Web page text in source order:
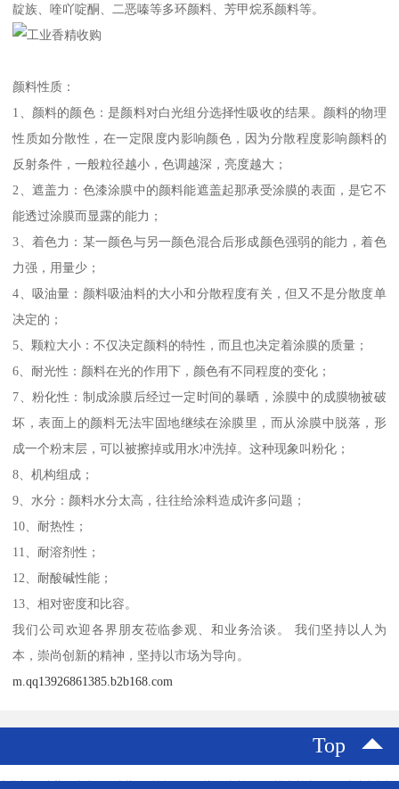
靛族、喹吖啶酮、二恶嗪等多环颜料、芳甲烷系颜料等。
颜料性质：
1、颜料的颜色：是颜料对白光组分选择性吸收的结果。颜料的物理
性质如分散性，在一定限度内影响颜色，因为分散程度影响颜料的
反射条件，一般粒径越小，色调越深，亮度越大；
2、遮盖力：色漆涂膜中的颜料能遮盖起那承受涂膜的表面，是它不
能透过涂膜而显露的能力；
3、着色力：某一颜色与另一颜色混合后形成颜色强弱的能力，着色
力强，用量少；
4、吸油量：颜料吸油料的大小和分散程度有关，但又不是分散度单
决定的；
5、颗粒大小：不仅决定颜料的特性，而且也决定着涂膜的质量；
6、耐光性：颜料在光的作用下，颜色有不同程度的变化；
7、粉化性：制成涂膜后经过一定时间的暴晒，涂膜中的成膜物被破
坏，表面上的颜料无法牢固地继续在涂膜里，而从涂膜中脱落，形
成一个粉末层，可以被擦掉或用水冲洗掉。这种现象叫粉化；
8、机构组成；
9、水分：颜料水分太高，往往给涂料造成许多问题；
10、耐热性；
11、耐溶剂性；
12、耐酸碱性能；
13、相对密度和比容。
我们公司欢迎各界朋友莅临参观、和业务洽谈。 我们坚持以人为
本，崇尚创新的精神，坚持以市场为导向。
m.qq13926861385.b2b168.com
Top